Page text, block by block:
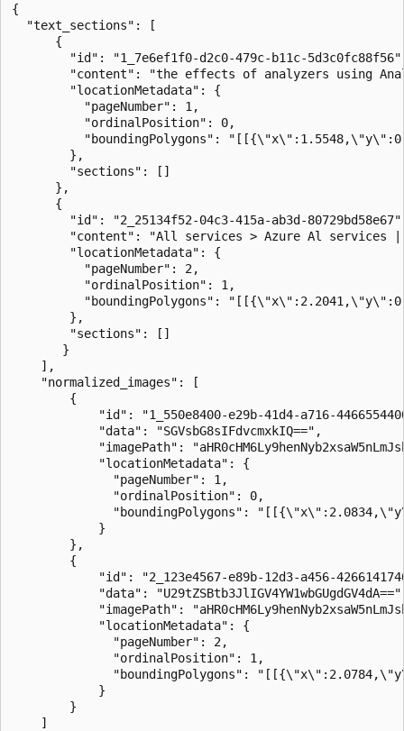
{
  "text_sections": [
      {
"id": "1_7e6ef1f0-d2c0-479c-b11c-
"content": "the effects of analyzers using
        "locationMetadata": {
          "pageNumber": 1,
          "ordinalPosition": 0,
"boundingPolygons":
        },
        "sections": []
      },
      {
"id": "2_25134f52-04c3-415a-ab3d-
"content": "All services > Azure Al services
        "locationMetadata": {
          "pageNumber": 2,
          "ordinalPosition": 1,
"boundingPolygons":
        },
        "sections": []
       }
    ],
    "normalized_images": [
        {
"id": "1_550e8400-e29b-41d4-a716-
            "data": "SGVsbG8sIFdvcmxkIQ==",
"imagePath":
            "locationMetadata": {
              "pageNumber": 1,
              "ordinalPosition": 0,
"boundingPolygons":
            }
        },
        {
"id": "2_123e4567-e89b-12d3-a456-
"data":
"imagePath":
            "locationMetadata": {
              "pageNumber": 2,
              "ordinalPosition": 1,
"boundingPolygons":
            }
        }
    ]